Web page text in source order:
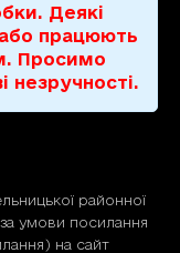
Деякі
працюють
Просимо
незручності.
районної
за умови посилання
на сайт